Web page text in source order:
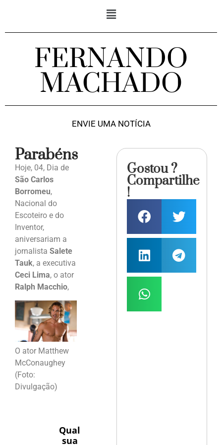
FERNANDO
MACHADO
ENVIE UMA NOTÍCIA
Parabéns
Hoje, 04, Dia de
São Carlos
Borromeu,
Nacional do
Escoteiro e do
Inventor,
aniversariam a
jornalista Salete
Tauk, a executiva
Ceci Lima, o ator
Ralph Macchio,
O ator Matthew
McConaughey
(Foto:
Divulgação)
Qual
sua
Gostou ?
Compartilhe
!